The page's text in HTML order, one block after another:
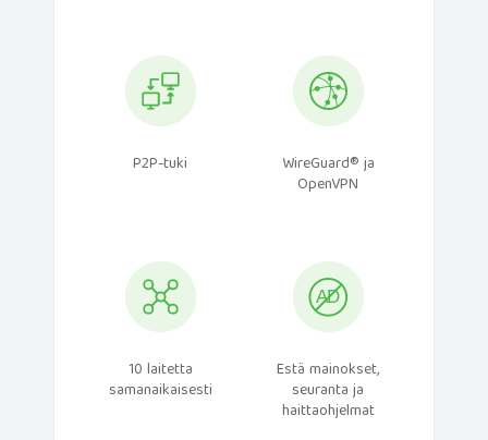
P2P-tuki WireGuard® ja
OpenVPN
10 laitetta
samanaikaisesti
Estä mainokset,
seuranta ja
haittaohjelmat